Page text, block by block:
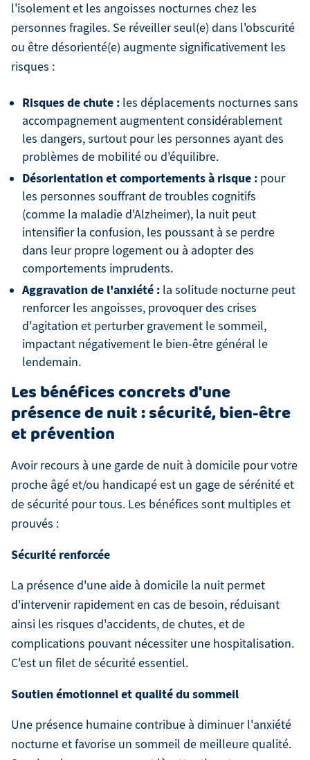
l'isolement et les angoisses nocturnes chez les
personnes fragiles. Se réveiller seul(e) dans l'obscurité
ou être désorienté(e) augmente significativement les
risques :
Risques de chute : les déplacements nocturnes sans
accompagnement augmentent considérablement
les dangers, surtout pour les personnes ayant des
problèmes de mobilité ou d'équilibre.
Désorientation et comportements à risque : pour
les personnes souffrant de troubles cognitifs
(comme la maladie d'Alzheimer), la nuit peut
intensifier la confusion, les poussant à se perdre
dans leur propre logement ou à adopter des
comportements imprudents.
Aggravation de l'anxiété : la solitude nocturne peut
renforcer les angoisses, provoquer des crises
d'agitation et perturber gravement le sommeil,
impactant négativement le bien-être général le
lendemain.
Les bénéfices concrets d'une
présence de nuit : sécurité, bien-être
et prévention
Avoir recours à une garde de nuit à domicile pour votre
proche âgé et/ou handicapé est un gage de sérénité et
de sécurité pour tous. Les bénéfices sont multiples et
prouvés :
Sécurité renforcée
La présence d'une aide à domicile la nuit permet
d'intervenir rapidement en cas de besoin, réduisant
ainsi les risques d'accidents, de chutes, et de
complications pouvant nécessiter une hospitalisation.
C'est un filet de sécurité essentiel.
Soutien émotionnel et qualité du sommeil
Une présence humaine contribue à diminuer l'anxiété
nocturne et favorise un sommeil de meilleure qualité.